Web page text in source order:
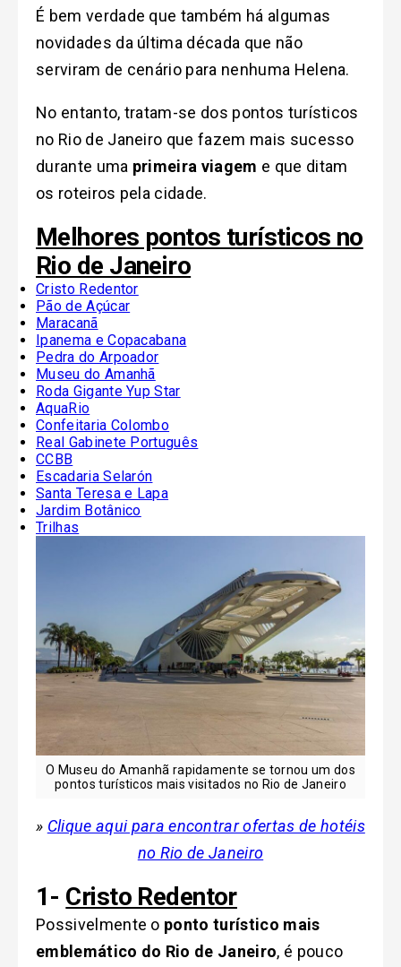
É bem verdade que também há algumas
novidades da última década que não
serviram de cenário para nenhuma Helena.
No entanto, tratam-se dos pontos turísticos
no Rio de Janeiro que fazem mais sucesso
durante uma primeira viagem e que ditam
os roteiros pela cidade.
Melhores pontos turísticos no
Rio de Janeiro
Cristo Redentor
Pão de Açúcar
Maracanã
Ipanema e Copacabana
Pedra do Arpoador
Museu do Amanhã
Roda Gigante Yup Star
AquaRio
Confeitaria Colombo
Real Gabinete Português
CCBB
Escadaria Selarón
Santa Teresa e Lapa
Jardim Botânico
Trilhas
O Museu do Amanhã rapidamente se tornou um dos
pontos turísticos mais visitados no Rio de Janeiro
» Clique aqui para encontrar ofertas de hotéis
no Rio de Janeiro
1- Cristo Redentor
Possivelmente o ponto turístico mais
emblemático do Rio de Janeiro, é pouco